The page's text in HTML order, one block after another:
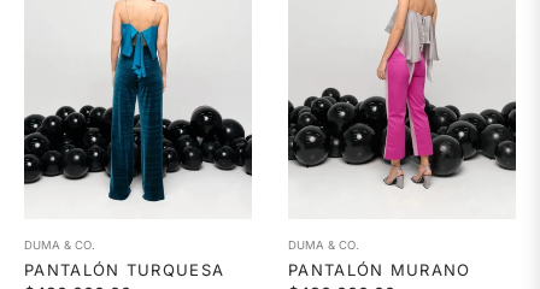
DUMA & CO.
PANTALÓN TURQUESA
DUMA & CO.
PANTALÓN MURANO